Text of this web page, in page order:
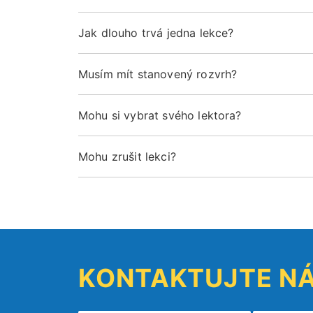
Jak dlouho trvá jedna lekce?
Musím mít stanovený rozvrh?
Mohu si vybrat svého lektora?
Mohu zrušit lekci?
KONTAKTUJTE